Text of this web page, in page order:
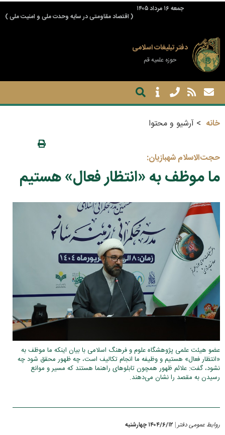
جمعه ۱۶ مرداد ۱۴۰۵
( اقتصاد مقاومتی در سایه وحدت ملی و امنیت ملی )
دفتر تبلیغات اسلامی
حوزه علمیه قم
خانه آرشیو و محتوا
حجت‌الاسلام شهبازیان:
ما موظف به «انتظار فعال» هستیم
عضو هیئت علمی پژوهشگاه علوم و فرهنگ اسلامی با بیان اینکه ما موظف به
«انتظار فعال» هستیم و وظیفه ما انجام تکالیف است، چه ظهور محقق شود چه
نشود، گفت: علائم ظهور همچون تابلو‌های راهنما هستند که مسیر و موانع
رسیدن به مقصد را نشان می‌دهند.
روابط عمومی دفتر ۱۴۰۴/۶/۱۲ چهارشنبه